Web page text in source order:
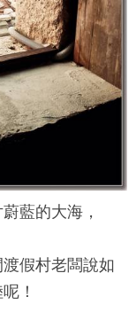
藍的大海，
假村老闆說如
！